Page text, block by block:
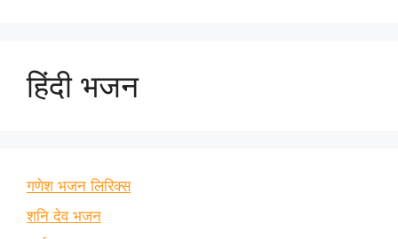
हिंदी भजन
गणेश भजन लिरिक्स
शनि देव भजन